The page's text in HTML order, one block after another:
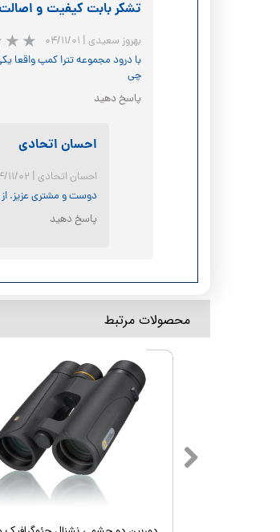
★
تشکر بابت کیفیت و
بهروز سعیدی | ۰۴/۱۱/۰۱
با درود مجموعه تترا کمپ واقعا
چی
پاسخ دهید
احسان اتحادی
احسان اتحادی | ۰۴/۱۱/
دوست و مشتری عزیز.
پاسخ دهید
​محصولات مرتبط